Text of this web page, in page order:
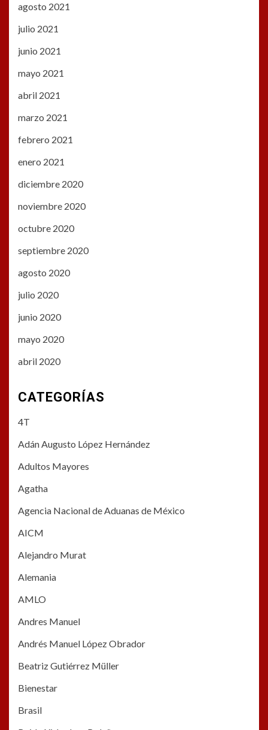
agosto 2021
julio 2021
junio 2021
mayo 2021
abril 2021
marzo 2021
febrero 2021
enero 2021
diciembre 2020
noviembre 2020
octubre 2020
septiembre 2020
agosto 2020
julio 2020
junio 2020
mayo 2020
abril 2020
CATEGORÍAS
4T
Adán Augusto López Hernández
Adultos Mayores
Agatha
Agencia Nacional de Aduanas de México
AICM
Alejandro Murat
Alemania
AMLO
Andres Manuel
Andrés Manuel López Obrador
Beatriz Gutiérrez Müller
Bienestar
Brasil